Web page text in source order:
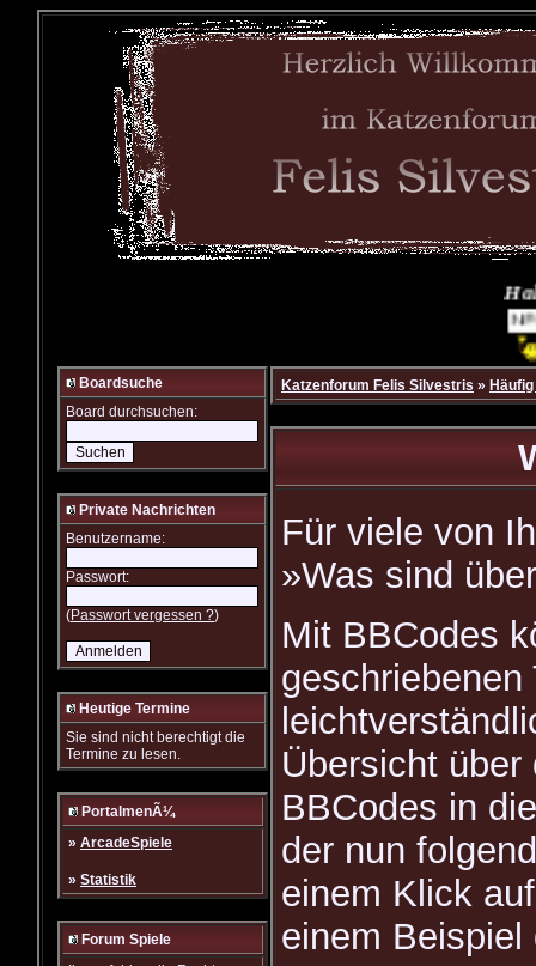
Hallo
Boardsuche
Board durchsuchen:
Private Nachrichten
Benutzername:
Passwort:
(Passwort vergessen ?)
Heutige Termine
Sie sind nicht berechtigt die
Termine zu lesen.
PortalmenÃ¼
» ArcadeSpiele
» Statistik
Forum Spiele
Katzenforum Felis Silvestris »
Für viele von
»Was sind
Mit BBCodes
Übersicht
BBCodes in
der nun
einem Klick
einem Beispiel